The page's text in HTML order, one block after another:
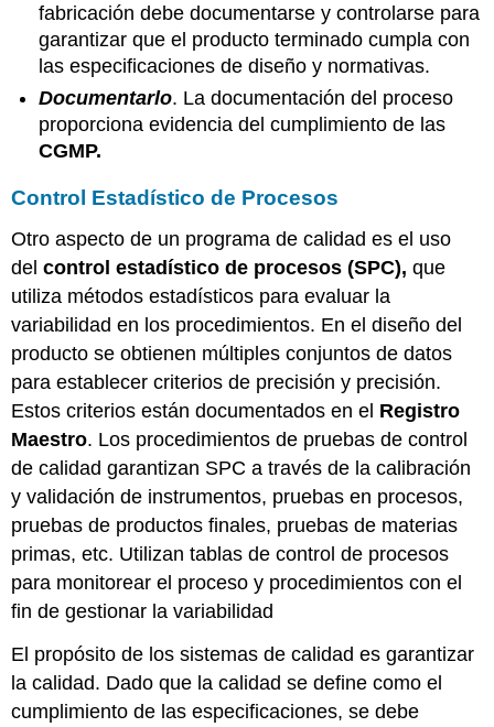
fabricación debe documentarse y controlarse para
garantizar que el producto terminado cumpla con
las especificaciones de diseño y normativas.
Documentarlo. La documentación del proceso
proporciona evidencia del cumplimiento de las
CGMP.
Control Estadístico de Procesos
Otro aspecto de un programa de calidad es el uso
delcontrol estadístico de procesos (SPC), que
utiliza métodos estadísticos para evaluar la
variabilidad en los procedimientos. En el diseño del
producto se obtienen múltiples conjuntos de datos
para establecer criterios de precisión y precisión.
Estos criterios están documentados en el Registro
Maestro. Los procedimientos de pruebas de control
de calidad garantizan SPC a través de la calibración
y validación de instrumentos, pruebas en procesos,
pruebas de productos finales, pruebas de materias
primas, etc. Utilizan tablas de control de procesos
para monitorear el proceso y procedimientos con el
fin de gestionar la variabilidad
El propósito de los sistemas de calidad es garantizar
la calidad. Dado que la calidad se define como el
cumplimiento de las especificaciones, se debe